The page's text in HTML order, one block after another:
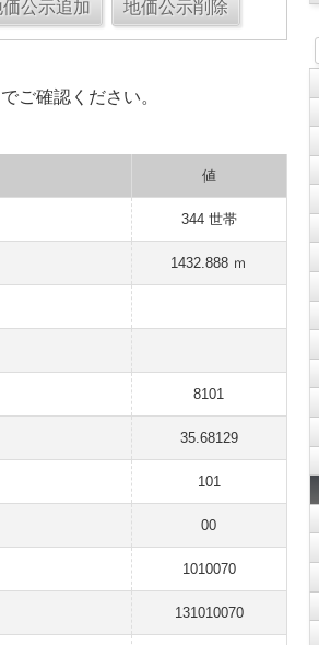
でご確認ください。
値
344 世帯
1432.888 ｍ
8101
35.68129
101
00
1010070
131010070